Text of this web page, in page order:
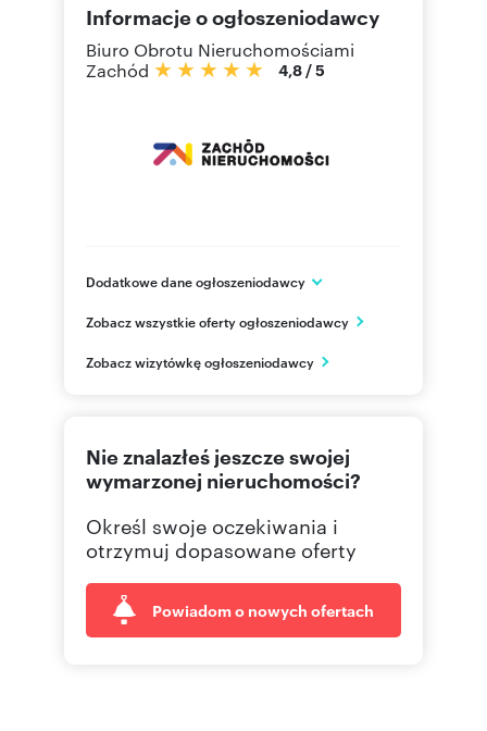
Informacje o ogłoszeniodawcy
Biuro Obrotu Nieruchomościami
Zachód
4,8 /5
Dodatkowe dane ogłoszeniodawcy
Zielona Góra
PL
793 12 Pokaż telefon
Zobacz wszystkie oferty ogłoszeniodawcy
Zobacz wizytówkę ogłoszeniodawcy
Nie znalazłeś jeszcze swojej
wymarzonej nieruchomości?
Określ swoje oczekiwania i
otrzymuj dopasowane oferty
Powiadom o nowych ofertach